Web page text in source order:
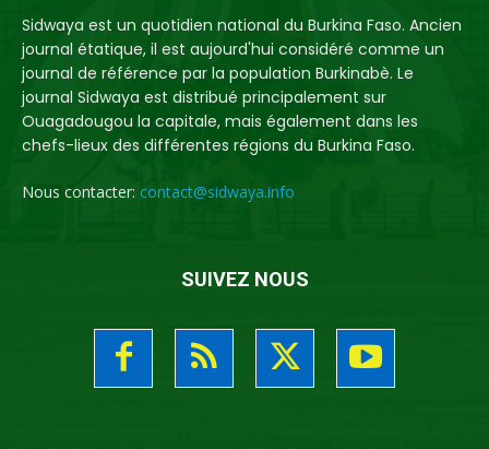
Sidwaya est un quotidien national du Burkina Faso. Ancien
journal étatique, il est aujourd'hui considéré comme un
journal de référence par la population Burkinabè. Le
journal Sidwaya est distribué principalement sur
Ouagadougou la capitale, mais également dans les
chefs-lieux des différentes régions du Burkina Faso.
Nous contacter: contact@sidwaya.info
SUIVEZ NOUS